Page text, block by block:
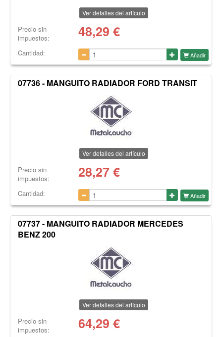
Ver detalles del artículo
Precio sin
impuestos:
48,29 €
Cantidad: Añadir
07736 - MANGUITO RADIADOR FORD TRANSIT
Ver detalles del artículo
Precio sin
impuestos:
28,27€
Cantidad: Añadir
07737 - MANGUITO RADIADOR MERCEDES
BENZ 200
Ver detalles del artículo
Precio sin
impuestos:
64,29 €